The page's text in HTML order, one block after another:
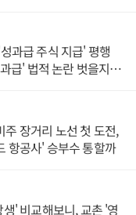
과급 주식 지급' 평행
급' 법적 논란 벗을지 주
장거리 노선 첫 도전,
항공사' 승부수 통할까
' 비교해보니, 교촌 '영